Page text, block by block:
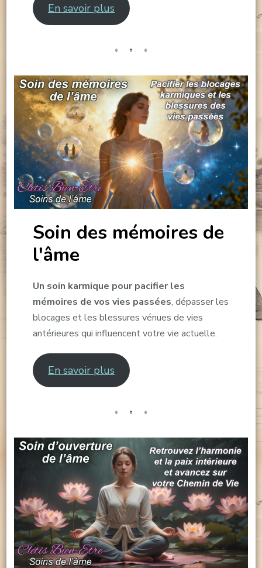
En savoir plus
Soin des mémoires de
l'âme
Un soin karmique pour pacifier les
mémoires de vos vies passées, dépasser les
blocages et les blessures vénues de vies
antérieures qui influencent votre vie actuelle.
En savoir plus